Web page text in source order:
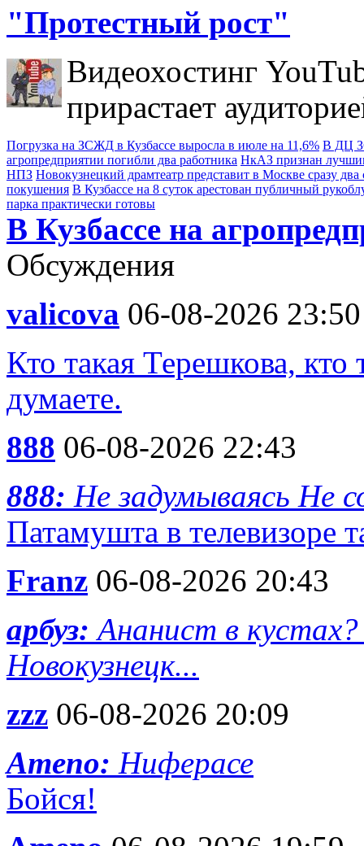
"Протестный рост"
Видеохостинг
прирастает
Погрузка на ЗСЖД в Кузбассе выросла в июле на 11,6% В ДЦ
агропредприятии погибли два работника НкАЗ признан
НПЗ Новокузнецкий драмтеатр представит в Москве сразу два
покушения В Кузбассе на 8 суток арестован публичный
парка практически готовы
В Кузбассе на
Обсуждения
valicova 06-08-2026 23:50
Кто такая Терешкова,
думаете.
888 06-08-2026 22:43
888: Не задумываясь Не
Патамушта в телевизоре
Franz 06-08-2026 20:43
арбуз:Ананист в
Новокузнецк...
zzz 06-08-2026 20:09
Ameno: Ниферасе
Бойся!